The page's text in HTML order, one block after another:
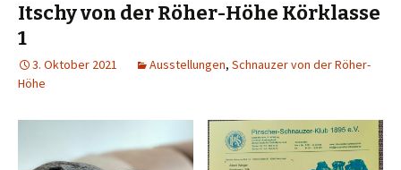
Itschy von der Röher-Höhe Körklasse
1
3. Oktober 2021 Ausstellungen, Schnauzer von der Röher-
Höhe